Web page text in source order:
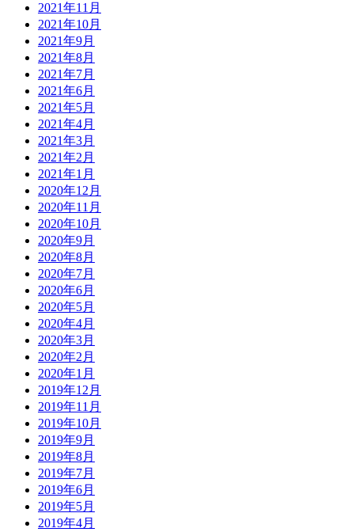
2021年11月
2021年10月
2021年9月
2021年8月
2021年7月
2021年6月
2021年5月
2021年4月
2021年3月
2021年2月
2021年1月
2020年12月
2020年11月
2020年10月
2020年9月
2020年8月
2020年7月
2020年6月
2020年5月
2020年4月
2020年3月
2020年2月
2020年1月
2019年12月
2019年11月
2019年10月
2019年9月
2019年8月
2019年7月
2019年6月
2019年5月
2019年4月